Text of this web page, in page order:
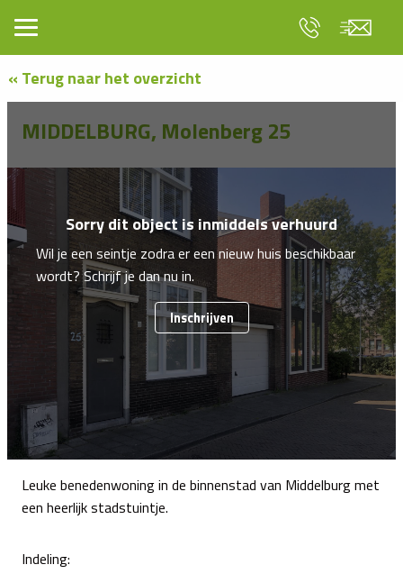
« Terug naar het overzicht
Sorry dit object is inmiddels verhuurd
Wil je een seintje zodra er een nieuw huis beschikbaar
wordt? Schrijf je dan nu in.
Inschrijven
MIDDELBURG, Molenberg 25
Leuke benedenwoning in de binnenstad van Middelburg met
een heerlijk stadstuintje.
Indeling: